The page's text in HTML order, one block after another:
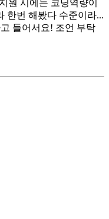
원 시에는 코딩역량이
한번 해봤다 수준이라...
들어서요! 조언 부탁